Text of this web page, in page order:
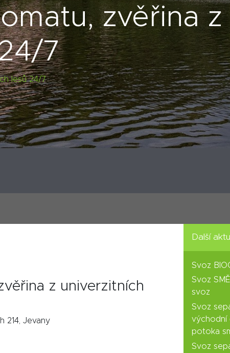
zvěřina z
7
lesů 24/7
z univerzitních
214, Jevany
Další
Svoz
Svoz
svoz
Svoz
východní
potoka
Svoz